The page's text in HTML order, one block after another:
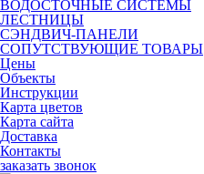
ВОДОСТОЧНЫЕ СИСТЕМЫ
ЛЕСТНИЦЫ
СЭНДВИЧ-ПАНЕЛИ
СОПУТСТВУЮЩИЕ ТОВАРЫ
Цены
Объекты
Инструкции
Карта цветов
Карта сайта
Доставка
Контакты
заказать звонок